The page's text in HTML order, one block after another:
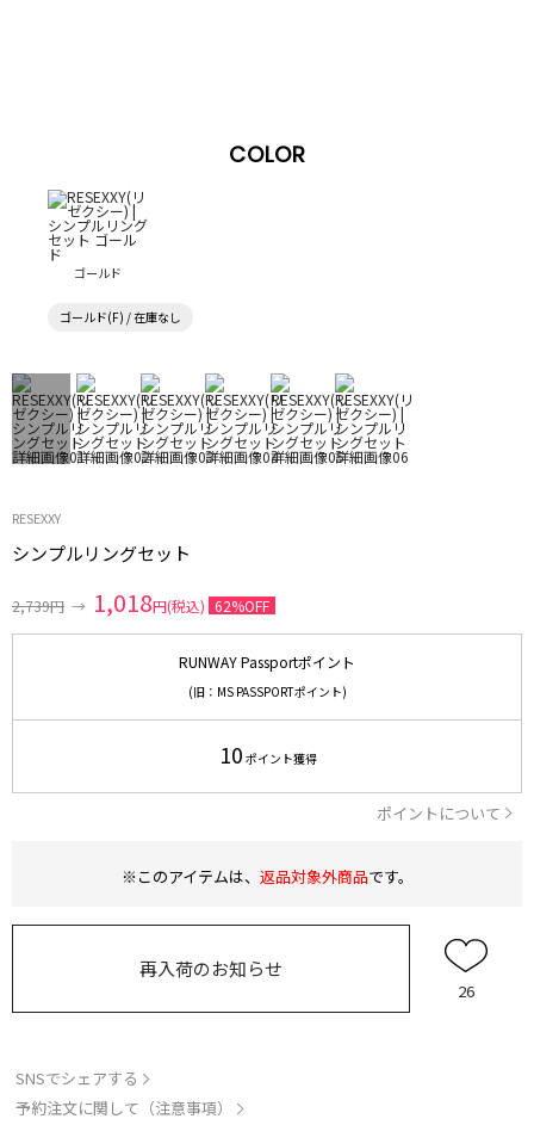
COLOR
ゴールド
ゴールド(F) / 在庫なし
RESEXXY
シンプルリングセット
2,739円 → 1,018円(税込) 62%OFF
RUNWAY Passportポイント
(旧：MS PASSPORTポイント)
10 ポイント獲得
ポイントについて
※このアイテムは、 返品対象外商品です。
再入荷のお知らせ
26
SNSでシェアする
予約注文に関して（注意事項）